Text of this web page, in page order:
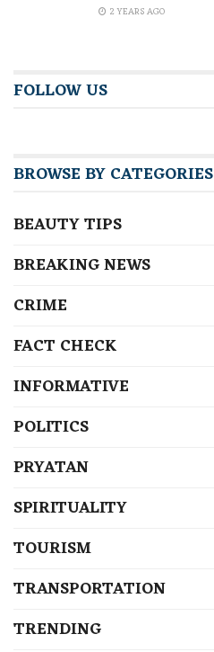
2 YEARS AGO
FOLLOW US
BROWSE BY CATEGORIES
BEAUTY TIPS
BREAKING NEWS
CRIME
FACT CHECK
INFORMATIVE
POLITICS
PRYATAN
SPIRITUALITY
TOURISM
TRANSPORTATION
TRENDING